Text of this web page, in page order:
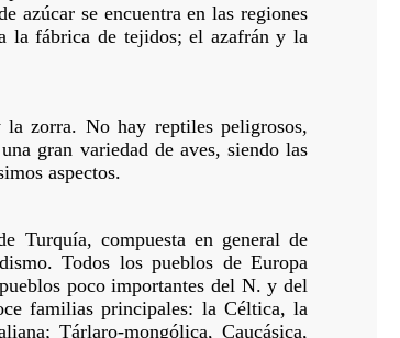
azúcar se encuentra en las regiones
la fábrica de tejidos; el azafrán y la
zorra. No hay reptiles peligrosos,
gran variedad de aves, siendo las
aspectos.
Turquía, compuesta en general de
Todos los pueblos de Europa
poco importantes del N. y del
familias principales: la Céltica, la
Tárlaro-mongólica, Caucásica,